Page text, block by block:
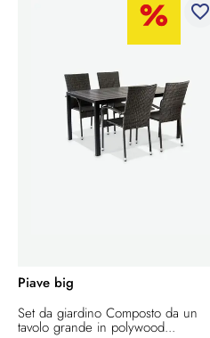
favorite_border
Piave big
Set da giardino Composto da un
tavolo grande in polywood...